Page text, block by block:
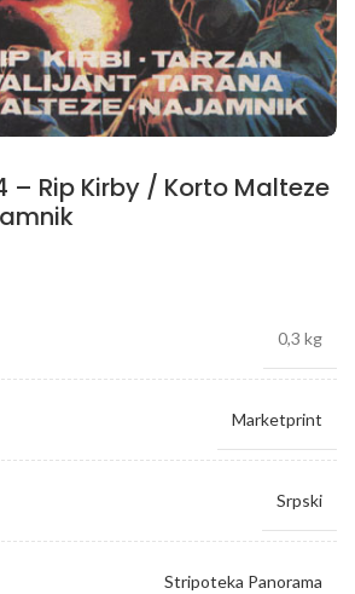
view
– Rip Kirby / Korto Malteze
0,3 kg
Marketprint
Srpski
Stripoteka Panorama